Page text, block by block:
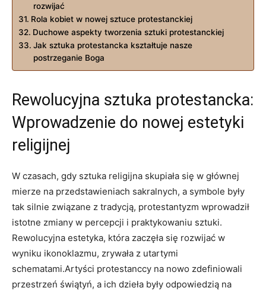
rozwijać
Rola kobiet w nowej sztuce protestanckiej
Duchowe aspekty tworzenia sztuki protestanckiej
Jak sztuka protestancka kształtuje nasze
postrzeganie Boga
Rewolucyjna sztuka protestancka:
Wprowadzenie do nowej estetyki
religijnej
W czasach, gdy sztuka religijna skupiała się w głównej
mierze na przedstawieniach sakralnych, a symbole były
tak silnie związane z tradycją, protestantyzm wprowadził
istotne zmiany w percepcji i praktykowaniu sztuki.
Rewolucyjna estetyka, która zaczęła się rozwijać w
wyniku ikonoklazmu, zrywała z utartymi
schematami.Artyści protestanccy na nowo zdefiniowali
przestrzeń świątyń, a ich dzieła były odpowiedzią na